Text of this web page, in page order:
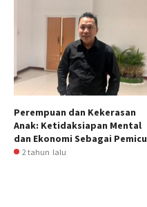
Perempuan dan Kekerasan
Anak: Ketidaksiapan Mental
dan Ekonomi Sebagai Pemicu
2 tahun lalu